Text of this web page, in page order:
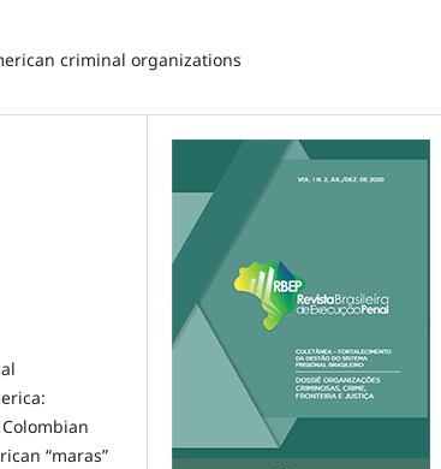
criminal organizations
“maras”